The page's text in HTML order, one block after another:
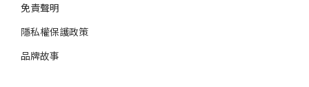
免責聲明
隱私權保護政策
品牌故事